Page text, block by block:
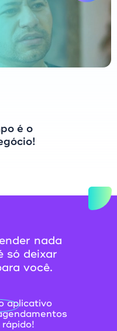
é o
nada
só deixar
você.
aplicativo